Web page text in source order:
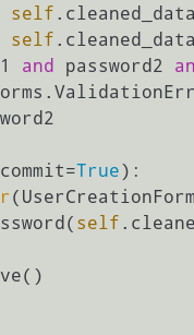
self
self
and password2
True):
self